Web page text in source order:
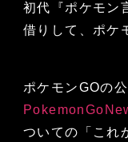
初代『ポケモン
借りして、ポケ
ポケモンGOの
ついての「これ